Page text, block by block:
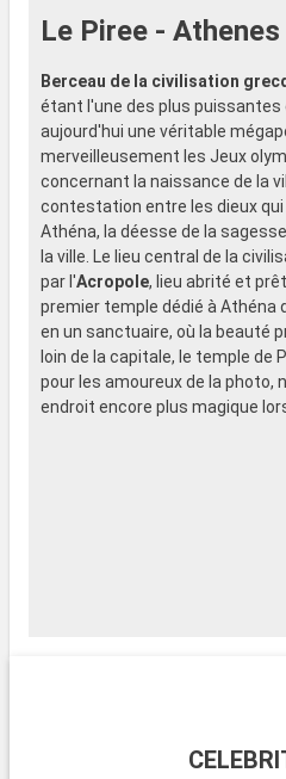
Le Piree - Athenes
Berceau de la civilisation
étant l'une des plus
aujourd'hui une véritable
merveilleusement les Jeux
concernant la naissance de la
contestation entre les dieux qui
Athéna, la déesse de la
la ville. Le lieu central de la
par l'Acropole, lieu abrité et
premier temple dédié à
en un sanctuaire, où la beauté
loin de la capitale, le temple de
pour les amoureux de la photo,
endroit encore plus magique